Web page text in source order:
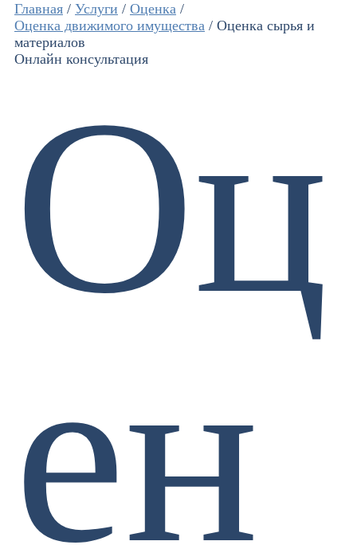
Главная / Услуги / Оценка /
Оценка движимого имущества / Оценка сырья и
материалов
Онлайн консультация
Оц
ен